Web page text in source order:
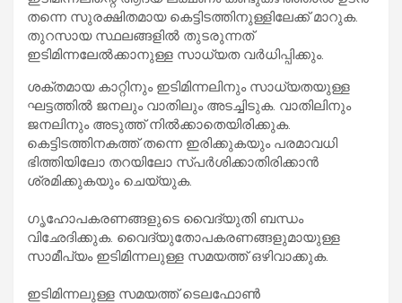
തന്നെ സുരക്ഷിതമായ കെട്ടിടത്തിനുള്ളിലേക്ക്‌ മാറുക.
തുറസായ സ്ഥലങ്ങളിൽ തുടരുന്നത്
ഇടിമിന്നലേൽക്കാനുള്ള സാധ്യത വർധിപ്പിക്കും.
ശക്തമായ കാറ്റിനും ഇടിമിന്നലിനും സാധ്യതയുള്ള
ഘട്ടത്തിൽ ജനലും വാതിലും അടച്ചിടുക. വാതിലിനും
ജനലിനും അടുത്ത് നിൽക്കാതെയിരിക്കുക.
കെട്ടിടത്തിനകത്ത് തന്നെ ഇരിക്കുകയും പരമാവധി
ഭിത്തിയിലോ തറയിലോ സ്പർശിക്കാതിരിക്കാൻ
ശ്രമിക്കുകയും ചെയ്യുക.
ഗൃഹോപകരണങ്ങളുടെ വൈദ്യുതി ബന്ധം
വിഛേദിക്കുക. വൈദ്യുതോപകരണങ്ങളുമായുള്ള
സാമീപ്യം ഇടിമിന്നലുള്ള സമയത്ത് ഒഴിവാക്കുക.
ഇടിമിന്നലുള്ള സമയത്ത് ടെലഫോൺ